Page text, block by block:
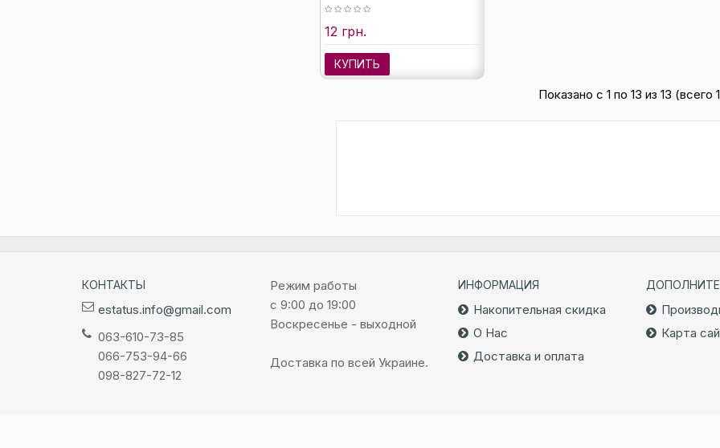
12 грн.
КУПИТЬ
Показано с 1 по 13 из 13 (всего
КОНТАКТЫ
estatus.info@gmail.com
063-610-73-85
066-753-94-66
098-827-72-12
Режим работы
с 9:00 до 19:00
Воскресенье - выходной
Доставка по всей Украине.
ИНФОРМАЦИЯ
Накопительная скидка
О Нас
Доставка и оплата
Карта